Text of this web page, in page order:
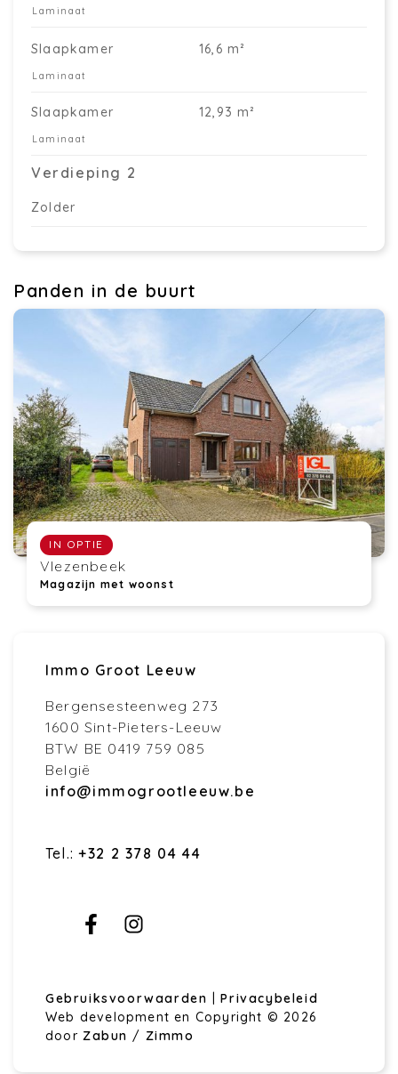
Laminaat
Slaapkamer 16,6 m²
Laminaat
Slaapkamer 12,93 m²
Laminaat
Verdieping 2
Zolder
Panden in de buurt
IN OPTIE
Vlezenbeek
Magazijn met woonst
Immo Groot Leeuw
Bergensesteenweg 273
1600 Sint-Pieters-Leeuw
BTW BE 0419 759 085
België
info@immogrootleeuw.be
Tel.: +32 2 378 04 44
Gebruiksvoorwaarden |Privacybeleid
Web development en Copyright © 2026
door Zabun / Zimmo